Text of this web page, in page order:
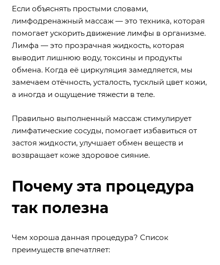
Если объяснять простыми словами,
лимфодренажный массаж — это техника, которая
помогает ускорить движение лимфы в организме.
Лимфа — это прозрачная жидкость, которая
выводит лишнюю воду, токсины и продукты
обмена. Когда её циркуляция замедляется, мы
замечаем отёчность, усталость, тусклый цвет кожи,
а иногда и ощущение тяжести в теле.
Правильно выполненный массаж стимулирует
лимфатические сосуды, помогает избавиться от
застоя жидкости, улучшает обмен веществ и
возвращает коже здоровое сияние.
Почему эта процедура
так полезна
Чем хороша данная процедура? Список
преимуществ впечатляет: